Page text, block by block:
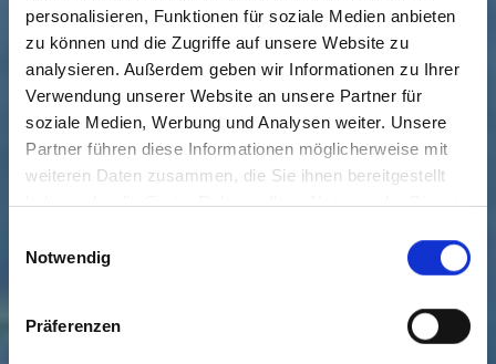
personalisieren, Funktionen für soziale Medien anbieten
zu können und die Zugriffe auf unsere Website zu
analysieren. Außerdem geben wir Informationen zu Ihrer
Verwendung unserer Website an unsere Partner für
soziale Medien, Werbung und Analysen weiter. Unsere
Partner führen diese Informationen möglicherweise mit
weiteren Daten zusammen, die Sie ihnen bereitgestellt
haben oder die Sie im Rahmen Ihrer Nutzung der Dienste
Cookies, wenn Sie unsere Webseite weiterhin nutzen.
Notwendig
Präferenzen